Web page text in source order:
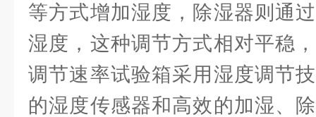
等方式增加湿度，除湿器则通
湿度，这种调节方式相对平稳
调节速率试验箱采用湿度调节
的湿度传感器和高效的加湿、